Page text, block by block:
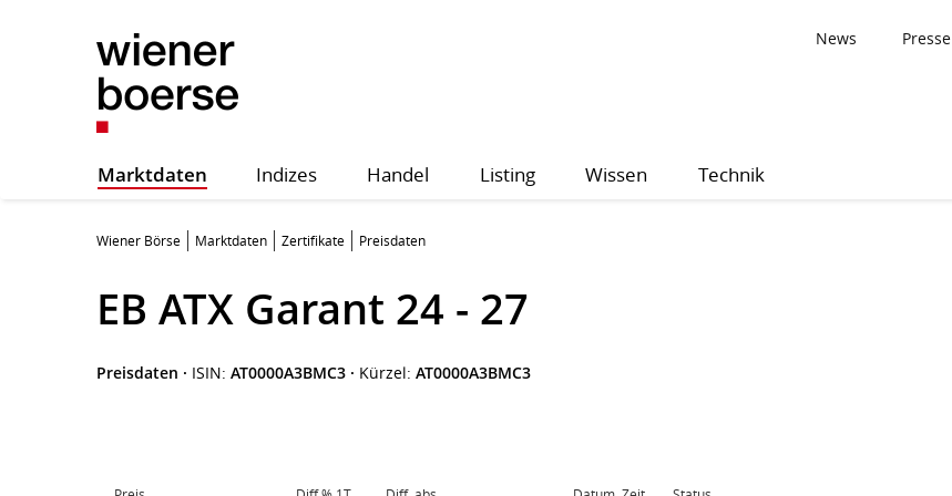
News Presse
Marktdaten Indizes Handel Listing Wissen Technik
Wiener Börse Marktdaten Zertifikate Preisdaten
EB ATX Garant 24 - 27
Preisdaten · ISIN: AT0000A3BMC3 · Kürzel: AT0000A3BMC3